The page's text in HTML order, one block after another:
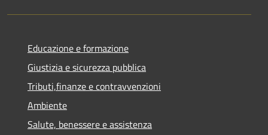
Educazione e formazione
Giustizia e sicurezza pubblica
Tributi,finanze e contravvenzioni
Ambiente
Salute, benessere e assistenza